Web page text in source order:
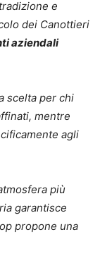
e
dei Canottieri
aziendali
scelta per chi
mentre
agli
più
garantisce
propone una